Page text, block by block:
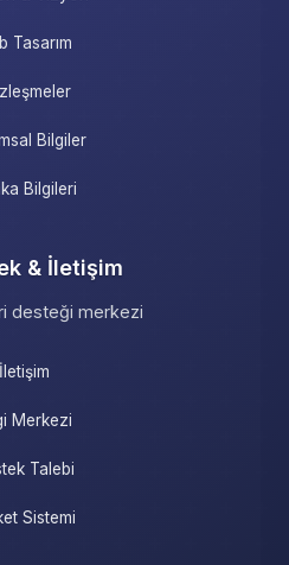
Tasarım
Bilgiler
Bilgileri
& İletişim
desteği merkezi
İletişim
Merkezi
Talebi
Sistemi